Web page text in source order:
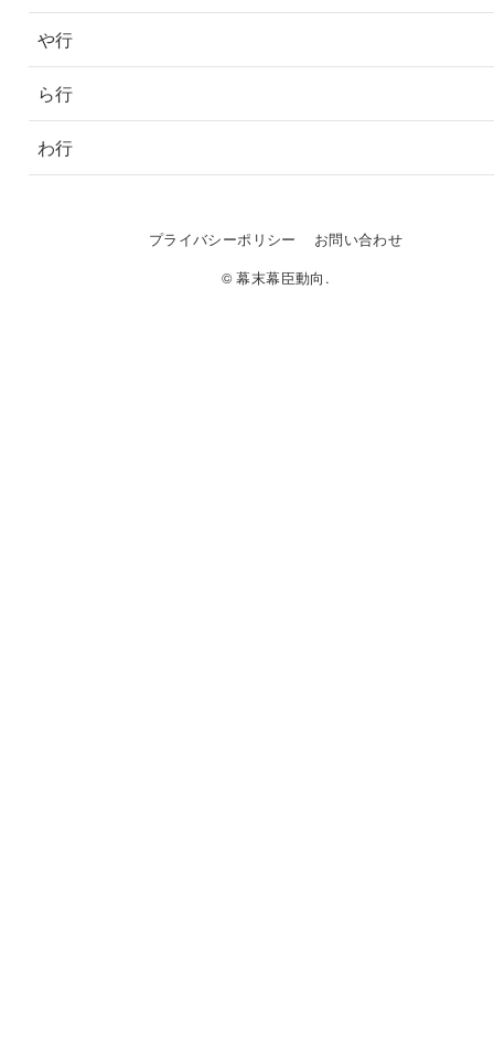
や行
ら行
わ行
プライバシーポリシー
お問い合わせ
© 幕末幕臣動向.